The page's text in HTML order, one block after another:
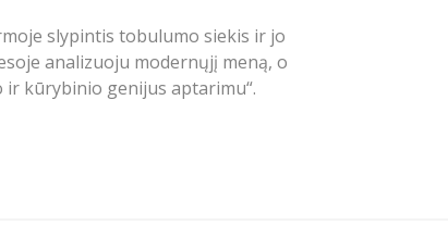
slypintis tobulumo siekis ir jo
analizuoju modernųjį meną, o
kūrybinio genijus aptarimu“.